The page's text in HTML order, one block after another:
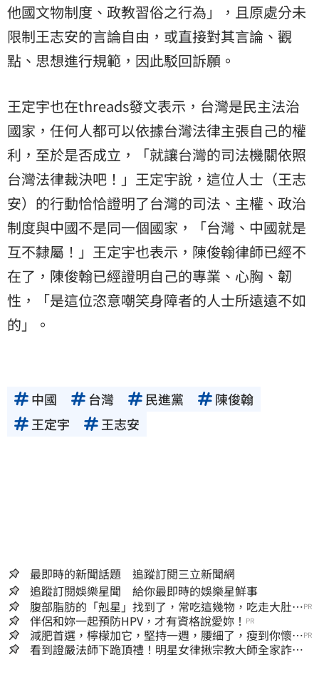
他國文物制度、政教習俗之行為」，且原處分未
限制王志安的言論自由，或直接對其言論、觀
點、思想進行規範，因此駁回訴願。
王定宇也在threads發文表示，台灣是民主法治
國家，任何人都可以依據台灣法律主張自己的權
利，至於是否成立，「就讓台灣的司法機關依照
台灣法律裁決吧！」王定宇說，這位人士（王志
安）的行動恰恰證明了台灣的司法、主權、政治
制度與中國不是同一個國家，「台灣、中國就是
互不隸屬！」王定宇也表示，陳俊翰律師已經不
在了，陳俊翰已經證明自己的專業、心胸、韌
性，「是這位恣意嘲笑身障者的人士所遠遠不如
的」。
中國 台灣 民進黨
陳俊翰
王定宇
王志安
最即時的新聞話題 追蹤訂閱三立新聞網
追蹤訂閱娛樂星聞 給你最即時的娛樂星鮮事
腹部脂肪的「剋星」找到了，常吃這幾物，吃走大肚
囊，瘦出小蠻腰
PR
伴侶和妳一起預防HPV，才有資格說愛妳！ PR
減肥首選，檸檬加它，堅持一週，腰細了，瘦到你懷疑
人生
PR
看到證嚴法師下跪頂禮！明星女律揪宗教大師全家詐慈